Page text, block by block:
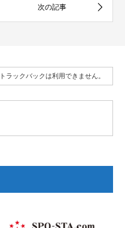
トラックバックは利用できません。